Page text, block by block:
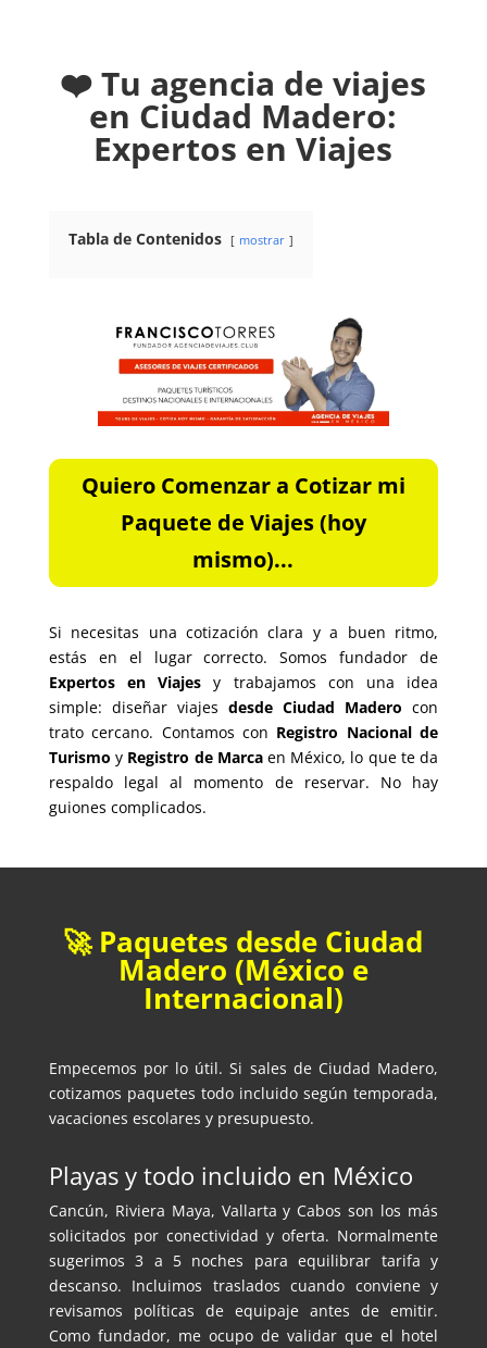
❤️ Tu agencia de viajes
en Ciudad Madero:
Expertos en Viajes
Tabla de Contenidos mostrar
Quiero Comenzar a Cotizar mi
Paquete de Viajes (hoy
mismo)...
Si necesitas una cotización clara y a buen ritmo,
estás en el lugar correcto. Somos fundador de
Expertos en Viajes y trabajamos con una idea
simple: diseñar viajes desde Ciudad Madero con
trato cercano. Contamos con Registro Nacional de
Turismo y Registro de Marcaen México, lo que te da
respaldo legal al momento de reservar. No hay
guiones complicados.
🚀 Paquetes desde Ciudad
Madero (México e
Internacional)
Empecemos por lo útil. Si sales de Ciudad Madero,
cotizamos paquetes todo incluido según temporada,
vacaciones escolares y presupuesto.
Playas y todo incluido en México
Cancún, Riviera Maya, Vallarta y Cabos son los más
solicitados por conectividad y oferta. Normalmente
sugerimos 3 a 5 noches para equilibrar tarifa y
descanso. Incluimos traslados cuando conviene y
revisamos políticas de equipaje antes de emitir.
Como fundador, me ocupo de validar que el hotel